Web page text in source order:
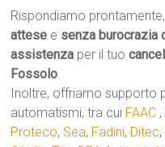
Rispondiamo prontamente,
attese e senza burocrazia
assistenza per il tuo
Fossolo.
Inoltre, offriamo supporto
automatismi, tra cui FAAC ,
Proteco, Sea, Fadini, Ditec,